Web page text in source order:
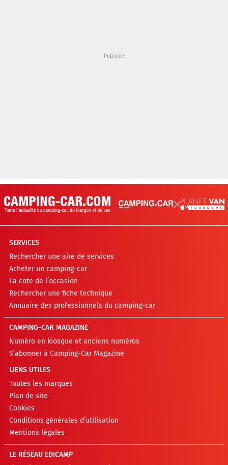
SERVICES
Rechercher une aire de services
Acheter un camping-car
La cote de l’occasion
Rechercher une fiche technique
Annuaire des professionnels du camping-car
CAMPING-CAR MAGAZINE
Numéro en kiosque et anciens numéros
S’abonner à Camping-Car Magazine
LIENS UTILES
Toutes les marques
Plan de site
Cookies
Conditions générales d’utilisation
Mentions légales
LE RÉSEAU EDICAMP